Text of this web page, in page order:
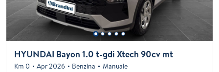
HYUNDAI Bayon 1.0 t-gdi Xtech 90cv mt
Km 0 Apr 2026 Benzina Manuale